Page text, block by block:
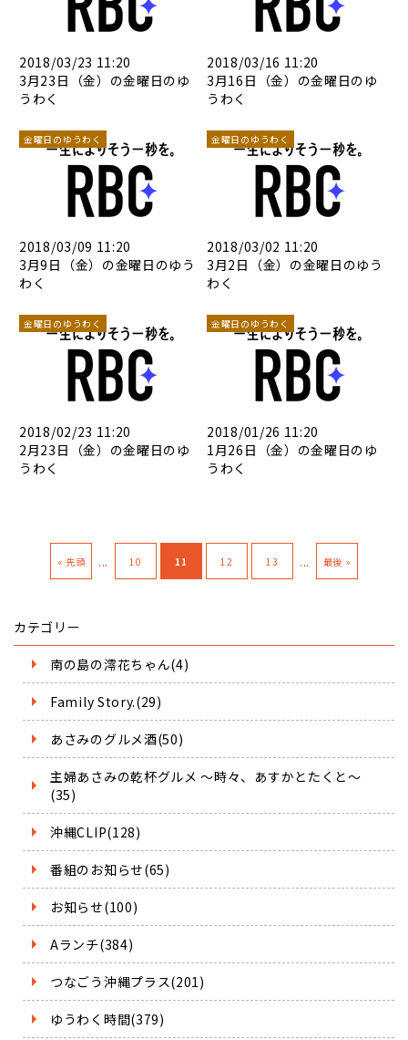
2018/03/23 11:20
3月23日（金）の金曜日のゆ
うわく
2018/03/16 11:20
3月16日（金）の金曜日のゆ
うわく
金曜日のゆうわく
2018/03/09 11:20
3月9日（金）の金曜日のゆう
わく
金曜日のゆうわく
2018/03/02 11:20
3月2日（金）の金曜日のゆう
わく
金曜日のゆうわく
2018/02/23 11:20
2月23日（金）の金曜日のゆ
うわく
金曜日のゆうわく
2018/01/26 11:20
1月26日（金）の金曜日のゆ
うわく
« 先頭 ... 10 11 12 13 ... 最後 »
カテゴリー
南の島の澪花ちゃん(4)
Family Story.(29)
あさみのグルメ酒(50)
主婦あさみの乾杯グルメ ～時々、あすかとたくと～
(35)
沖縄CLIP(128)
番組のお知らせ(65)
お知らせ(100)
Aランチ(384)
つなごう沖縄プラス(201)
ゆうわく時間(379)